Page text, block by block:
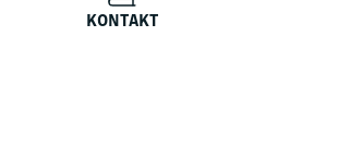
KONTAKT